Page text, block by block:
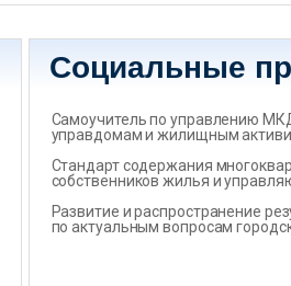
Социальные
Самоучитель по управлению
управдомам и жилищным
Стандарт содержания
собственников жилья и
Развитие и распространение
по актуальным вопросам